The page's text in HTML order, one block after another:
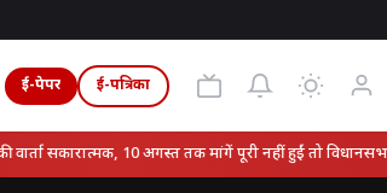
ई-पेपर ई-पत्रिका
सकारात्मक, 10 अगस्त तक मांगें पूरी नहीं हुईं तो विधानसभा